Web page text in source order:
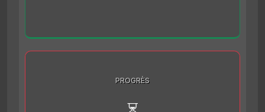
PROGRÈS